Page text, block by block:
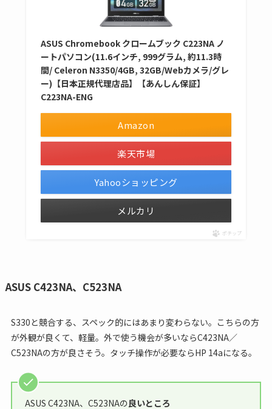
ASUS Chromebook クロームブック C223NA ノ
ートパソコン(11.6インチ, 999グラム, 約11.3時
間/ Celeron N3350/4GB, 32GB/Webカメラ/グレ
ー)【日本正規代理店品】【あんしん保証】
C223NA-ENG
Amazon
楽天市場
Yahooショッピング
メルカリ
ポチップ
ASUS C423NA、C523NA
S330と競合する、スペック的にはあまり変わらない。こちらの方
が外観が良くて、軽量。外で使う機会が多いならC423NA／
C523NAの方が良さそう。タッチ操作が必要ならHP 14aになる。
ASUS C423NA、C523NAの良いところ